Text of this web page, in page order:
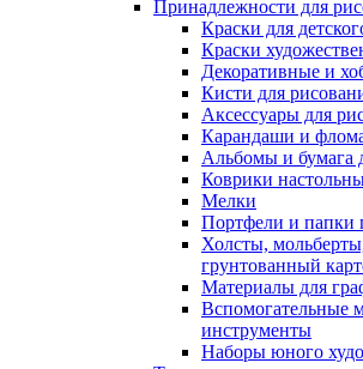
Принадлежности для
Краски для
Краски
Декоративные и
Кисти для
Аксессуары для
Карандаши и
Альбомы и бумага
Коврики
Мелки
Портфели и папки
Холсты,
грунтованный
Материалы для
Вспомогательные
инструменты
Наборы юного